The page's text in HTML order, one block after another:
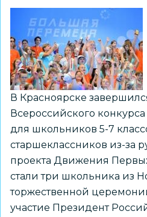
В Красноярске
Всероссийского
для школьников 5-7
старшеклассников из-за
проекта Движения
стали три школьника из
торжественной
участие Президент